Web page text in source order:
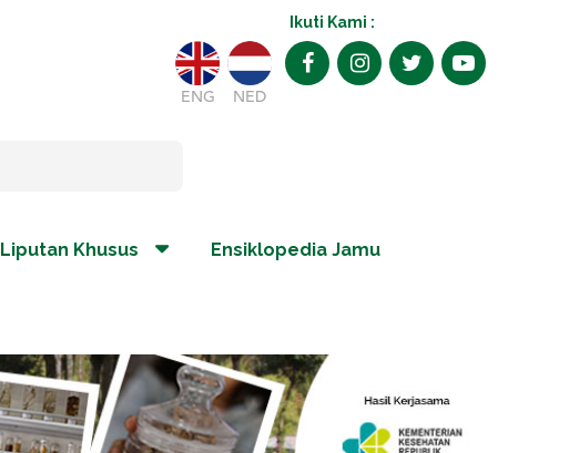
Ikuti Kami :
ENG NED
Liputan Khusus Ensiklopedia Jamu